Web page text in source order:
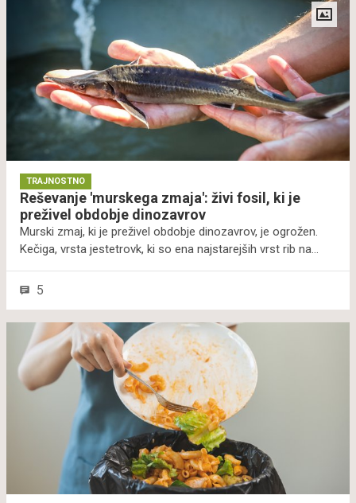
domače pridelane hrane. Obiralcu v zameno za pomoč
kmetu ostane desetina pridelka, ki ga je obral. Tako so
zadovoljni vsi. Obiralcem je pomembno tudi to, da spoznajo
pridelovalca in da se prepričajo, od kje je hrana, ki jo bodo
zaužili.
TRAJNOSTNO
Reševanje 'murskega zmaja': živi fosil, ki je
preživel obdobje dinozavrov
Murski zmaj, ki je preživel obdobje dinozavrov, je ogrožen.
Kečiga, vrsta jestetrovk, ki so ena najstarejših vrst rib na
Muri. A ta živi fosil, zaenkrat še ne bo izumrl. Inštitut Revivo
gradnja valilnice, v reko pa so izpustili 5000 mladic, ki so že
zaplavale.
5